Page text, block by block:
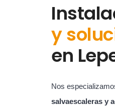
y
en
Nos
salvaescaleras y